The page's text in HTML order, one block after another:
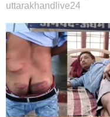
uttarakhandlive24